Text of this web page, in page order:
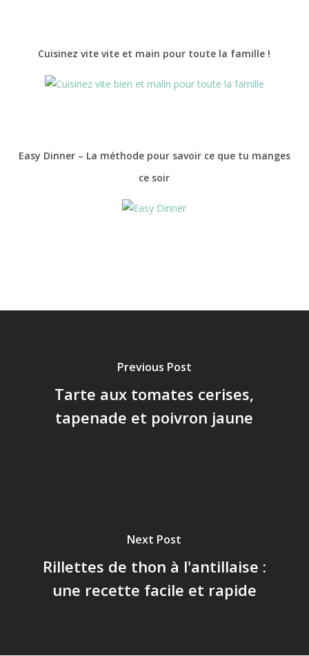
Cuisinez vite vite et main pour toute la famille !
Easy Dinner – La méthode pour savoir ce que tu manges
ce soir
Previous Post
Tarte aux tomates cerises,
tapenade et poivron jaune
Next Post
Rillettes de thon à l'antillaise :
une recette facile et rapide